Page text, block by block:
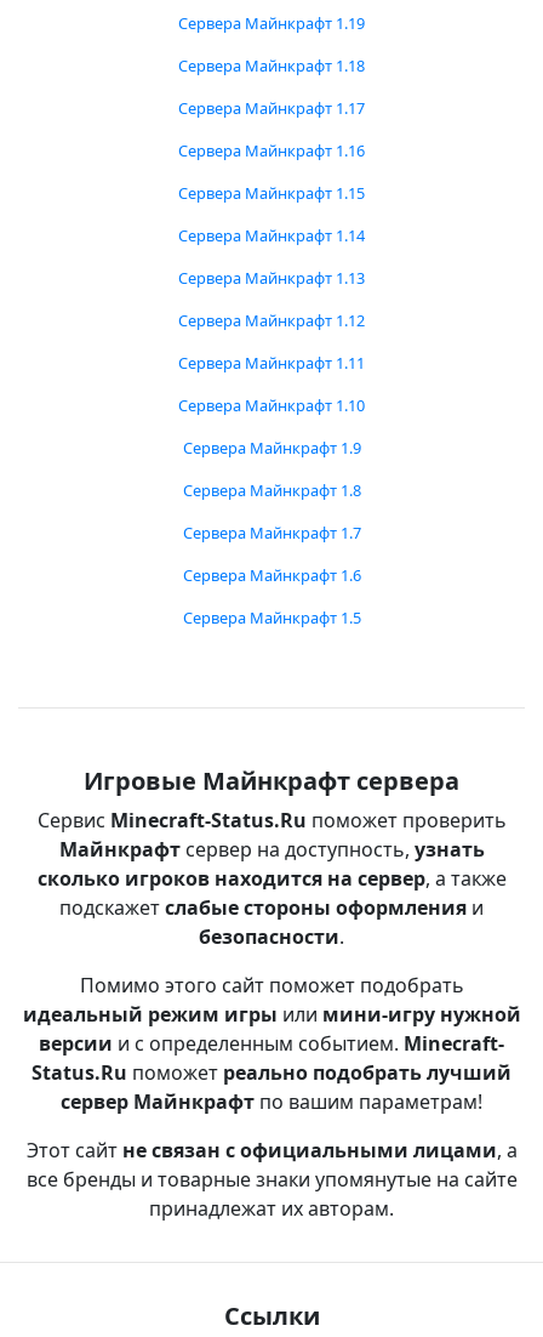
Сервера Майнкрафт 1.19
Сервера Майнкрафт 1.18
Сервера Майнкрафт 1.17
Сервера Майнкрафт 1.16
Сервера Майнкрафт 1.15
Сервера Майнкрафт 1.14
Сервера Майнкрафт 1.13
Сервера Майнкрафт 1.12
Сервера Майнкрафт 1.11
Сервера Майнкрафт 1.10
Сервера Майнкрафт 1.9
Сервера Майнкрафт 1.8
Сервера Майнкрафт 1.7
Сервера Майнкрафт 1.6
Сервера Майнкрафт 1.5
Игровые Майнкрафт сервера
Сервис Minecraft-Status.Ru поможет проверить
Майнкрафтсервер на доступность, узнать
сколько игроков находится на сервер, а также
подскажетслабые стороны оформления и
безопасности.
Помимо этого сайт поможет подобрать
идеальный режим игры или мини-игру нужной
версии и с определенным событием. Minecraft-
Status.Ru поможет реально подобрать лучший
сервер Майнкрафт по вашим параметрам!
Этот сайт не связан с официальными лицами, а
все бренды и товарные знаки упомянутые на сайте
принадлежат их авторам.
Ссылки